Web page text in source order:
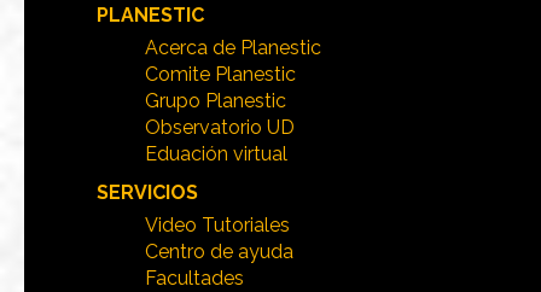
PLANESTIC
Acerca de Planestic
Comite Planestic
Grupo Planestic
Observatorio UD
Eduación virtual
SERVICIOS
Video Tutoriales
Centro de ayuda
Facultades